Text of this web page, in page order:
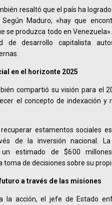
resaltó que el país ha
Según Maduro, «hay que
se produzca todo en
de desarrollo capitalista
en el horizonte 2025
compartió su visión para el
el concepto de indexación y
estamentos sociales
de la inversión nacional.
un estimado de $600
toma de decisiones sobre su
a través de las misiones
la acción, el jefe de Estado